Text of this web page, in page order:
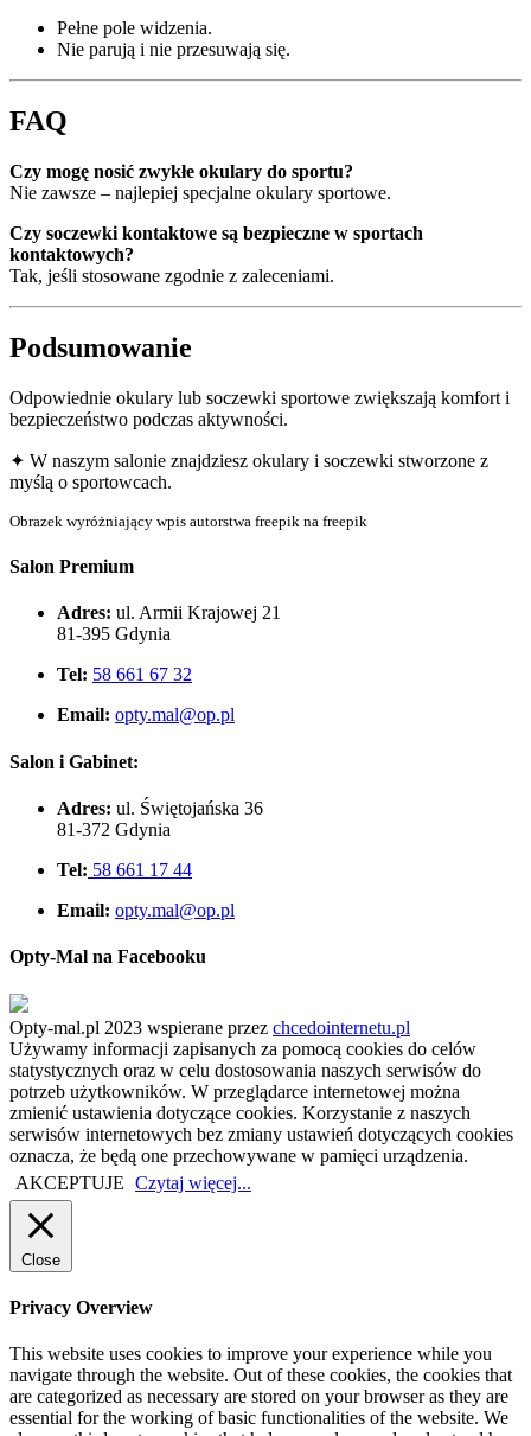
Pełne pole widzenia.
Nie parują i nie przesuwają się.
FAQ
Czy mogę nosić zwykłe okulary do sportu?
Nie zawsze – najlepiej specjalne okulary sportowe.
Czy soczewki kontaktowe są bezpieczne w sportach
kontaktowych?
Tak, jeśli stosowane zgodnie z zaleceniami.
Podsumowanie
Odpowiednie okulary lub soczewki sportowe zwiększają komfort i
bezpieczeństwo podczas aktywności.
✦ W naszym salonie znajdziesz okulary i soczewki stworzone z
myślą o sportowcach.
Obrazek wyróżniający wpis autorstwa freepik na freepik
Salon Premium
Adres: ul. Armii Krajowej 21
81-395 Gdynia
Tel: 58 661 67 32
Email: opty.mal@op.pl
Salon i Gabinet:
Adres: ul. Świętojańska 36
81-372 Gdynia
Tel: 58 661 17 44
Email: opty.mal@op.pl
Opty-Mal na Facebooku
Opty-mal.pl 2023 wspierane przez chcedointernetu.pl
Używamy informacji zapisanych za pomocą cookies do celów
statystycznych oraz w celu dostosowania naszych serwisów do
potrzeb użytkowników. W przeglądarce internetowej można
zmienić ustawienia dotyczące cookies. Korzystanie z naszych
serwisów internetowych bez zmiany ustawień dotyczących cookies
oznacza, że będą one przechowywane w pamięci urządzenia.
AKCEPTUJE Czytaj więcej...
Close
Privacy Overview
This website uses cookies to improve your experience while you
navigate through the website. Out of these cookies, the cookies that
are categorized as necessary are stored on your browser as they are
essential for the working of basic functionalities of the website. We